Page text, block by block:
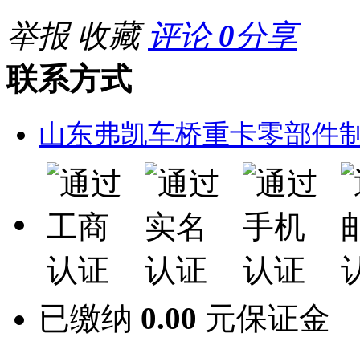
举报 收藏评论0分享
联系方式
山东弗凯车桥重卡零部件
已缴纳 0.00 元保证金